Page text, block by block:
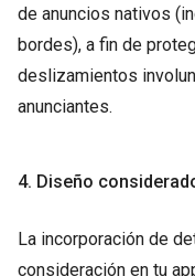
de anuncios nativos
bordes), a fin de
deslizamientos
anunciantes.
4. Diseño
La incorporación de
consideración en tu